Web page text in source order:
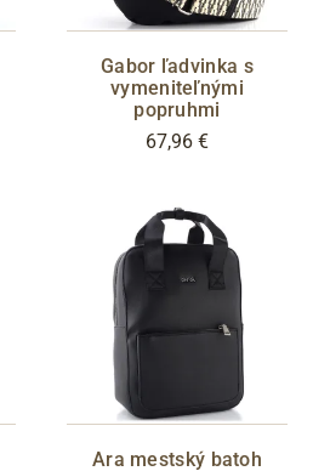
Gabor ľadvinka s
vymeniteľnými
popruhmi
67,96 €
Ara mestský batoh